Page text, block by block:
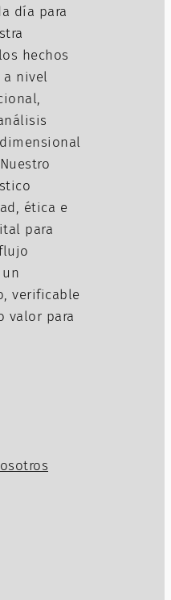
día para
hechos
a nivel
ética e
para
verificable
valor para